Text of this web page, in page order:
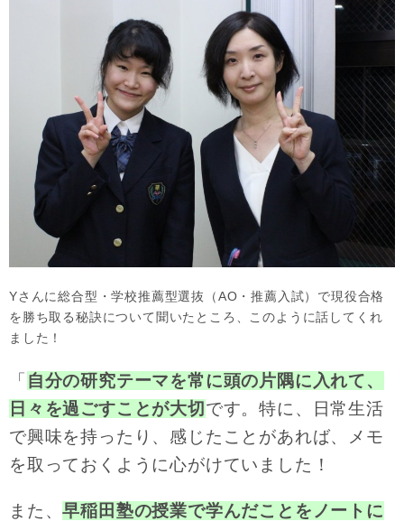
Yさんに総合型・学校推薦型選抜（AO・推薦入試）で現役合格
を勝ち取る秘訣について聞いたところ、このように話してくれ
ました！
「 自分の研究テーマを常に頭の片隅に入れて、
日々を過ごすことが大切 です。特に、日常生活
で興味を持ったり、感じたことがあれば、メモ
を取っておくように心がけていました！
また、早稲田塾の授業で学んだことをノートに